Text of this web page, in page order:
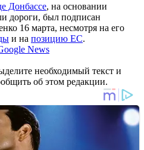
Донбассе, на основании
дороги, был подписан
16 марта, несмотря на его
и на позицию ЕС.
News
необходимый текст и
об этом редакции.